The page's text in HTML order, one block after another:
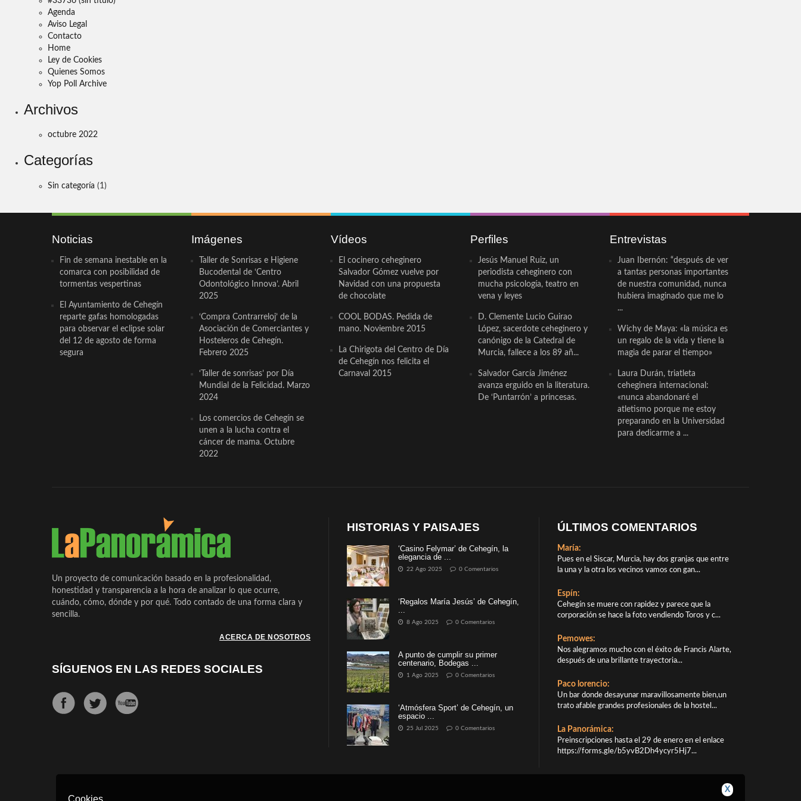
Agenda
Aviso Legal
Contacto
Home
Ley de Cookies
Quienes Somos
Yop Poll Archive
Archivos
octubre 2022
Categorías
Sin categoría (1)
Noticias
Fin de semana inestable en la
comarca con posibilidad de
tormentas vespertinas
El Ayuntamiento de Cehegín
reparte gafas homologadas
para observar el eclipse solar
del 12 de agosto de forma
segura
Imágenes
Taller de Sonrisas e Higiene
Bucodental de ‘Centro
Odontológico Innova’. Abril
2025
‘Compra Contrarreloj’ de la
Asociación de Comerciantes y
Hosteleros de Cehegín.
Febrero 2025
‘Taller de sonrisas’ por Día
Mundial de la Felicidad. Marzo
2024
Los comercios de Cehegín se
unen a la lucha contra el
cáncer de mama. Octubre
2022
Vídeos
El cocinero ceheginero
Salvador Gómez vuelve por
Navidad con una propuesta
de chocolate
COOL BODAS. Pedida de
mano. Noviembre 2015
La Chirigota del Centro de Día
de Cehegín nos felicita el
Carnaval 2015
Perfiles
Jesús Manuel Ruiz, un
periodista ceheginero con
mucha psicología, teatro en
vena y leyes
D. Clemente Lucio Guirao
López, sacerdote ceheginero y
canónigo de la Catedral de
Murcia, fallece a los 89 añ...
Salvador García Jiménez
avanza erguido en la literatura.
De ‘Puntarrón’ a princesas.
Entrevistas
Juan Ibernón: “después de ver
a tantas personas importantes
de nuestra comunidad, nunca
hubiera imaginado que me lo
...
Wichy de Maya: «la música es
un regalo de la vida y tiene la
magia de parar el tiempo»
Laura Durán, triatleta
ceheginera internacional:
«nunca abandonaré el
atletismo porque me estoy
preparando en la Universidad
para dedicarme a ...
Un proyecto de comunicación basado en la profesionalidad,
honestidad y transparencia a la hora de analizar lo que ocurre,
cuándo, cómo, dónde y por qué. Todo contado de una forma clara y
sencilla.
ACERCA DE NOSOTROS
SÍGUENOS EN LAS REDES SOCIALES
HISTORIAS Y PAISAJES
‘Casino Felymar’ de Cehegín, la
elegancia de ...
22 Ago 2025 0 Comentarios
‘Regalos María Jesús’ de Cehegín,
...
8 Ago 2025 0 Comentarios
A punto de cumplir su primer
centenario, Bodegas ...
1 Ago 2025 0 Comentarios
‘Atmósfera Sport’ de Cehegín, un
espacio ...
25 Jul 2025 0 Comentarios
ÚLTIMOS COMENTARIOS
María:
Pues en el Siscar, Murcia, hay dos granjas que entre
la una y la otra los vecinos vamos con gan...
Espín:
Cehegín se muere con rapidez y parece que la
corporación se hace la foto vendiendo Toros y c...
Pemowes:
Nos alegramos mucho con el éxito de Francis Alarte,
después de una brillante trayectoria...
Paco lorencio:
Un bar donde desayunar maravillosamente bien,un
trato afable grandes profesionales de la hostel...
La Panorámica:
Preinscripciones hasta el 29 de enero en el enlace
https://forms.gle/b5yvB2Dh4ycyr5Hj7...
X
Cookies